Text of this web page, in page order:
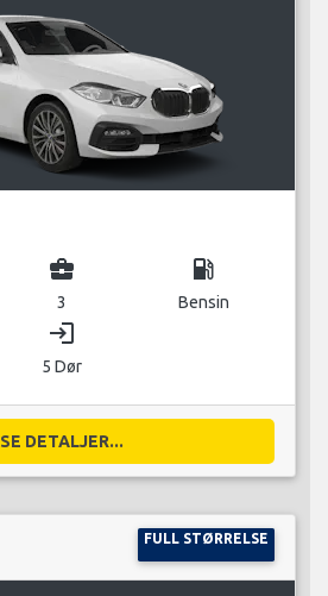
business_center
3
local_gas_station
Bensin
login
5 Dør
SE DETALJER...
FULL STØRRELSE